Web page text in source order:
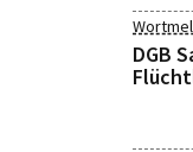
DGB